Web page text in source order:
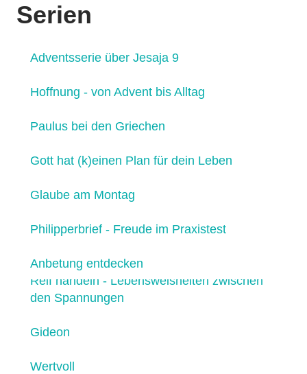
Serien
Adventsserie über Jesaja 9
Hoffnung - von Advent bis Alltag
Paulus bei den Griechen
Gott hat (k)einen Plan für dein Leben
Glaube am Montag
Philipperbrief - Freude im Praxistest
Anbetung entdecken
Reif handeln - Lebensweisheiten zwischen
den Spannungen
Gideon
Wertvoll